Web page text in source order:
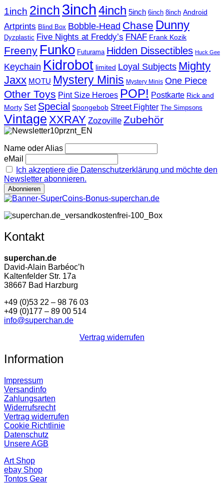
1inch 2inch 3inch4inch 5inch 6inch 8inch Android
Artprints Blind Box Bobble-Head Chase Dunny
Dyzplastic Five Nights at Freddy’s FNAF Frank Kozik
Freeny Funko Futurama Hidden Dissectibles Huck Gee
Keychain Kidrobot limited Loyal Subjects Mighty
Jaxx MOTU Mystery Minis Mystery Minis One Piece
Other Toys Pint Size Heroes POP! Postkarte Rick and
Morty Set Special Spongebob Street Fighter The Simpsons
Vintage XXRAY Zozoville Zubehör
Name oder Alias
eMail
Ich akzeptiere die Datenschutzerklärung und möchte den
Newsletter abonnieren.
Kontakt
superchan.de
David-Alain Barbéoc’h
Kaltenfelder Str. 17a
38667 Bad Harzburg
+49 (0)53 22 – 98 76 03
+49 (0)177 – 89 00 514
info@superchan.de
Vertrag widerrufen
Information
Impressum
Versandinfo
Zahlungsarten
Widerrufsrecht
Vertrag widerrufen
Cookie Richtlinie
Datenschutz
Unsere AGB
Art Shop
ebay Shop
Tontos Gear